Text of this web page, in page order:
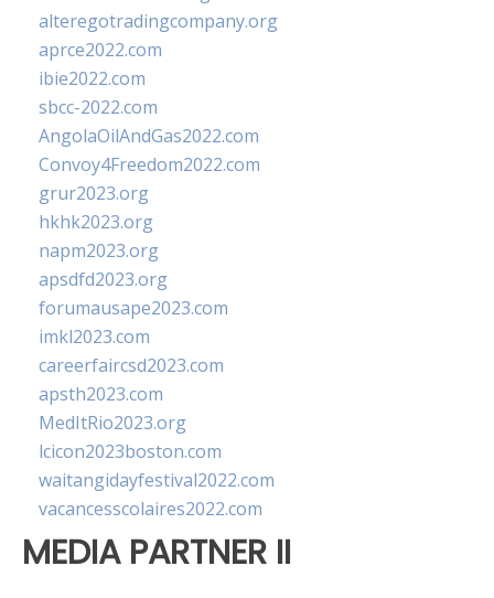
alteregotradingcompany.org
aprce2022.com
ibie2022.com
sbcc-2022.com
AngolaOilAndGas2022.com
Convoy4Freedom2022.com
grur2023.org
hkhk2023.org
napm2023.org
apsdfd2023.org
forumausape2023.com
imkl2023.com
careerfaircsd2023.com
apsth2023.com
MedItRio2023.org
lcicon2023boston.com
waitangidayfestival2022.com
vacancesscolaires2022.com
MEDIA PARTNER II